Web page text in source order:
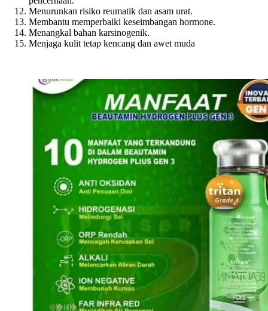
Menurunkan risiko reumatik dan asam urat.
Membantu memperbaiki keseimbangan hormone.
Menangkal bahan karsinogenik.
Menjaga kulit tetap kencang dan awet muda